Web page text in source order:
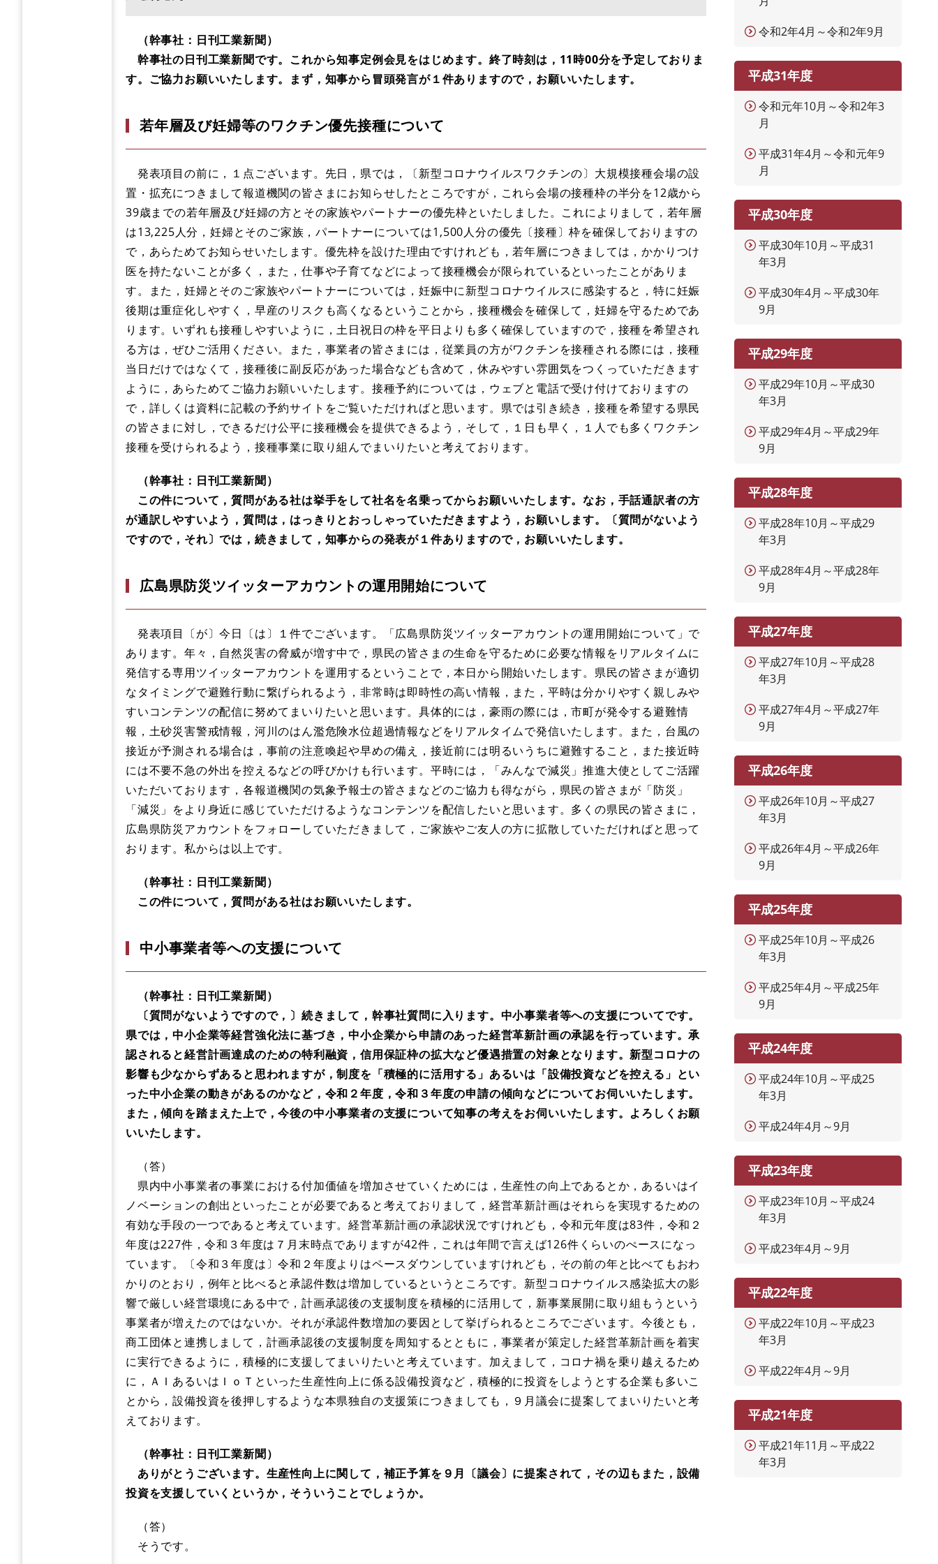
（幹事社：日刊工業新聞）
幹事社の日刊工業新聞です。これから知事定例会見をはじめます。終了時刻は，11時00分を予定しておりま
す。ご協力お願いいたします。まず，知事から冒頭発言が１件ありますので，お願いいたします。
若年層及び妊婦等のワクチン優先接種について
発表項目の前に，１点ございます。先日，県では，〔新型コロナウイルスワクチンの〕大規模接種会場の設
置・拡充につきまして報道機関の皆さまにお知らせしたところですが，これら会場の接種枠の半分を12歳から
39歳までの若年層及び妊婦の方とその家族やパートナーの優先枠といたしました。これによりまして，若年層
は13,225人分，妊婦とそのご家族，パートナーについては1,500人分の優先〔接種〕枠を確保しておりますの
で，あらためてお知らせいたします。優先枠を設けた理由ですけれども，若年層につきましては，かかりつけ
医を持たないことが多く，また，仕事や子育てなどによって接種機会が限られているといったことがありま
す。また，妊婦とそのご家族やパートナーについては，妊娠中に新型コロナウイルスに感染すると，特に妊娠
後期は重症化しやすく，早産のリスクも高くなるということから，接種機会を確保して，妊婦を守るためであ
ります。いずれも接種しやすいように，土日祝日の枠を平日よりも多く確保していますので，接種を希望され
る方は，ぜひご活用ください。また，事業者の皆さまには，従業員の方がワクチンを接種される際には，接種
当日だけではなくて，接種後に副反応があった場合なども含めて，休みやすい雰囲気をつくっていただきます
ように，あらためてご協力お願いいたします。接種予約については，ウェブと電話で受け付けておりますの
で，詳しくは資料に記載の予約サイトをご覧いただければと思います。県では引き続き，接種を希望する県民
の皆さまに対し，できるだけ公平に接種機会を提供できるよう，そして，１日も早く，１人でも多くワクチン
接種を受けられるよう，接種事業に取り組んでまいりたいと考えております。
（幹事社：日刊工業新聞）
この件について，質問がある社は挙手をして社名を名乗ってからお願いいたします。なお，手話通訳者の方
が通訳しやすいよう，質問は，はっきりとおっしゃっていただきますよう，お願いします。〔質問がないよう
ですので，それ〕では，続きまして，知事からの発表が１件ありますので，お願いいたします。
広島県防災ツイッターアカウントの運用開始について
発表項目〔が〕今日〔は〕１件でございます。「広島県防災ツイッターアカウントの運用開始について」で
あります。年々，自然災害の脅威が増す中で，県民の皆さまの生命を守るために必要な情報をリアルタイムに
発信する専用ツイッターアカウントを運用するということで，本日から開始いたします。県民の皆さまが適切
なタイミングで避難行動に繋げられるよう，非常時は即時性の高い情報，また，平時は分かりやすく親しみや
すいコンテンツの配信に努めてまいりたいと思います。具体的には，豪雨の際には，市町が発令する避難情
報，土砂災害警戒情報，河川のはん濫危険水位超過情報などをリアルタイムで発信いたします。また，台風の
接近が予測される場合は，事前の注意喚起や早めの備え，接近前には明るいうちに避難すること，また接近時
には不要不急の外出を控えるなどの呼びかけも行います。平時には，「みんなで減災」推進大使としてご活躍
いただいております，各報道機関の気象予報士の皆さまなどのご協力も得ながら，県民の皆さまが「防災」
「減災」をより身近に感じていただけるようなコンテンツを配信したいと思います。多くの県民の皆さまに，
広島県防災アカウントをフォローしていただきまして，ご家族やご友人の方に拡散していただければと思って
おります。私からは以上です。
（幹事社：日刊工業新聞）
この件について，質問がある社はお願いいたします。
中小事業者等への支援について
（幹事社：日刊工業新聞）
〔質問がないようですので，〕続きまして，幹事社質問に入ります。中小事業者等への支援についてです。
県では，中小企業等経営強化法に基づき，中小企業から申請のあった経営革新計画の承認を行っています。承
認されると経営計画達成のための特利融資，信用保証枠の拡大など優遇措置の対象となります。新型コロナの
影響も少なからずあると思われますが，制度を「積極的に活用する」あるいは「設備投資などを控える」とい
った中小企業の動きがあるのかなど，令和２年度，令和３年度の申請の傾向などについてお伺いいたします。
また，傾向を踏まえた上で，今後の中小事業者の支援について知事の考えをお伺いいたします。よろしくお願
いいたします。
（答）
県内中小事業者の事業における付加価値を増加させていくためには，生産性の向上であるとか，あるいはイ
ノベーションの創出といったことが必要であると考えておりまして，経営革新計画はそれらを実現するための
有効な手段の一つであると考えています。経営革新計画の承認状況ですけれども，令和元年度は83件，令和２
年度は227件，令和３年度は７月末時点でありますが42件，これは年間で言えば126件くらいのぺースになっ
ています。〔令和３年度は〕令和２年度よりはペースダウンしていますけれども，その前の年と比べてもおわ
かりのとおり，例年と比べると承認件数は増加しているというところです。新型コロナウイルス感染拡大の影
響で厳しい経営環境にある中で，計画承認後の支援制度を積極的に活用して，新事業展開に取り組もうという
事業者が増えたのではないか。それが承認件数増加の要因として挙げられるところでございます。今後とも，
商工団体と連携しまして，計画承認後の支援制度を周知するとともに，事業者が策定した経営革新計画を着実
に実行できるように，積極的に支援してまいりたいと考えています。加えまして，コロナ禍を乗り越えるため
に，ＡＩあるいはＩｏＴといった生産性向上に係る設備投資など，積極的に投資をしようとする企業も多いこ
とから，設備投資を後押しするような本県独自の支援策につきましても，９月議会に提案してまいりたいと考
えております。
（幹事社：日刊工業新聞）
ありがとうございます。生産性向上に関して，補正予算を９月〔議会〕に提案されて，その辺もまた，設備
投資を支援していくというか，そういうことでしょうか。
（答）
そうです。
令和2年4月～令和2年9月
平成31年度
令和元年10月～令和2年3
月
平成31年4月～令和元年9
月
平成30年度
平成30年10月～平成31
年3月
平成30年4月～平成30年
9月
平成29年度
平成29年10月～平成30
年3月
平成29年4月～平成29年
9月
平成28年度
平成28年10月～平成29
年3月
平成28年4月～平成28年
9月
平成27年度
平成27年10月～平成28
年3月
平成27年4月～平成27年
9月
平成26年度
平成26年10月～平成27
年3月
平成26年4月～平成26年
9月
平成25年度
平成25年10月～平成26
年3月
平成25年4月～平成25年
9月
平成24年度
平成24年10月～平成25
年3月
平成24年4月～9月
平成23年度
平成23年10月～平成24
年3月
平成23年4月～9月
平成22年度
平成22年10月～平成23
年3月
平成22年4月～9月
平成21年度
平成21年11月～平成22
年3月